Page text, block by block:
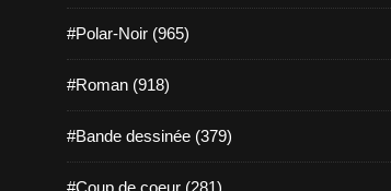
#Polar-Noir (965)
#Roman (918)
#Bande dessinée (379)
#Coup de coeur (281)